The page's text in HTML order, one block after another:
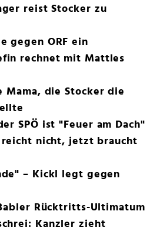
reist Stocker zu
gegen ORF ein
rechnet mit Mattles
die Stocker die
SPÖ ist "Feuer am Dach"
nicht, jetzt braucht
– Kickl legt gegen
Rücktritts-Ultimatum
Kanzler zieht